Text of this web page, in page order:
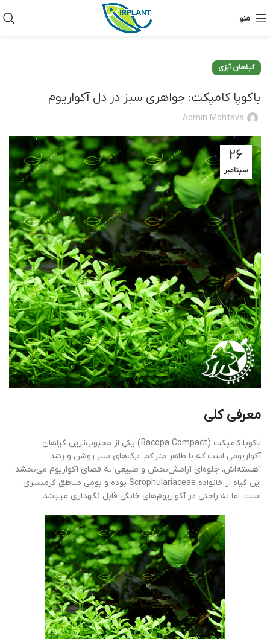
منو
گیاهان آبزی
باکوپا کامپکت: جواهری سبز در دل آکواریوم
Admin Mohtava
26
سپتامبر
معرفی کلی
باکوپا کامپکت (Bacopa Compact) یکی از محبوب‌ترین گیاهان
آکواریومی است که با ظاهر متراکم، برگ‌های سبز روشن و رشد
آهسته‌اش، جلوه‌ای آرامش‌بخش و طبیعی به فضای آکواریوم می‌بخشد.
این گیاه از خانواده Scrophulariaceae بوده و بومی مناطق گرمسیری
است، اما به ‌راحتی در آکواریوم‌های خانگی قابل نگهداری میباشد.